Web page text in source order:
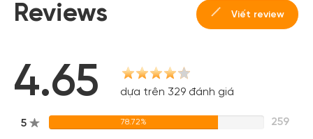
Reviews Viết review
4.65 dựa trên 329 đánh giá
5 78.72% 259